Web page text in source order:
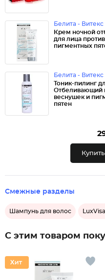
Белита - Витекс
Крем ночной
для лица
пигментных
Белита - Витекс
Тоник-пилинг
Отбеливающий
веснушек и
пятен
Смежные разделы
Шампунь для волос
С этим товаром